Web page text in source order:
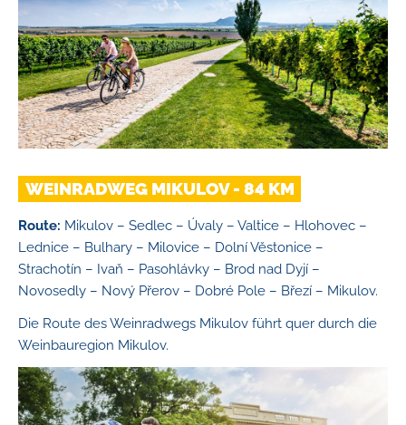
WEINRADWEG MIKULOV - 84 KM
Route: Mikulov – Sedlec – Úvaly – Valtice – Hlohovec –
Lednice – Bulhary – Milovice – Dolní Věstonice –
Strachotín – Ivaň – Pasohlávky – Brod nad Dyjí –
Novosedly – Nový Přerov – Dobré Pole – Březí – Mikulov.
Die Route des Weinradwegs Mikulov führt quer durch die
Weinbauregion Mikulov.